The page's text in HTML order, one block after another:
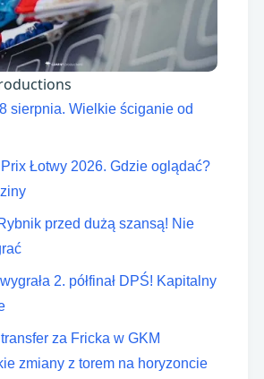
sierpnia. Wielkie ściganie od
Łotwy 2026. Gdzie oglądać?
przed dużą szansą! Nie
2. półfinał DPŚ! Kapitalny
za Fricka w GKM
zmiany z torem na horyzoncie